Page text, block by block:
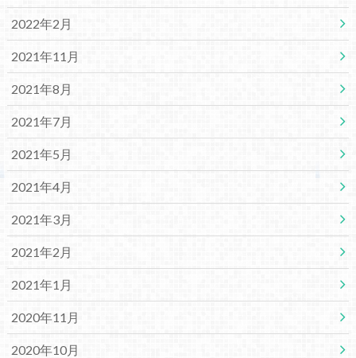
2022年2月
2021年11月
2021年8月
2021年7月
2021年5月
2021年4月
2021年3月
2021年2月
2021年1月
2020年11月
2020年10月